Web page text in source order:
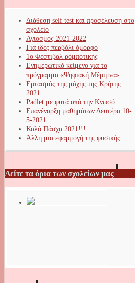
Διάθεση self test και προσέλευση στο
σχολείο
Αγιοσμός 2021-2022
Για ιδές περβόλι όμορφο
1ο Φεστιβαλ ρομποτικής
Ενημερωτικό κείμενο για το
πρόγραμμα «Ψηφιακή Μέριμνα»
Ερτασμός της μάχης της Κρήτης
2021
Padlet με φυτά από την Κνωσό.
Επανέναρξη μαθημάτων Δευτέρα 10-
5-2021
Καλό Πάσχα 2021!!!
Άλλη μια εφαρμογή της φυσικής...
Δείτε τα όρια των σχολείων μας